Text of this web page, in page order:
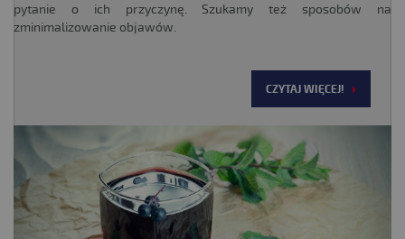
pytanie o ich przyczynę. Szukamy też sposobów na
zminimalizowanie objawów.
CZYTAJ WIĘCEJ!